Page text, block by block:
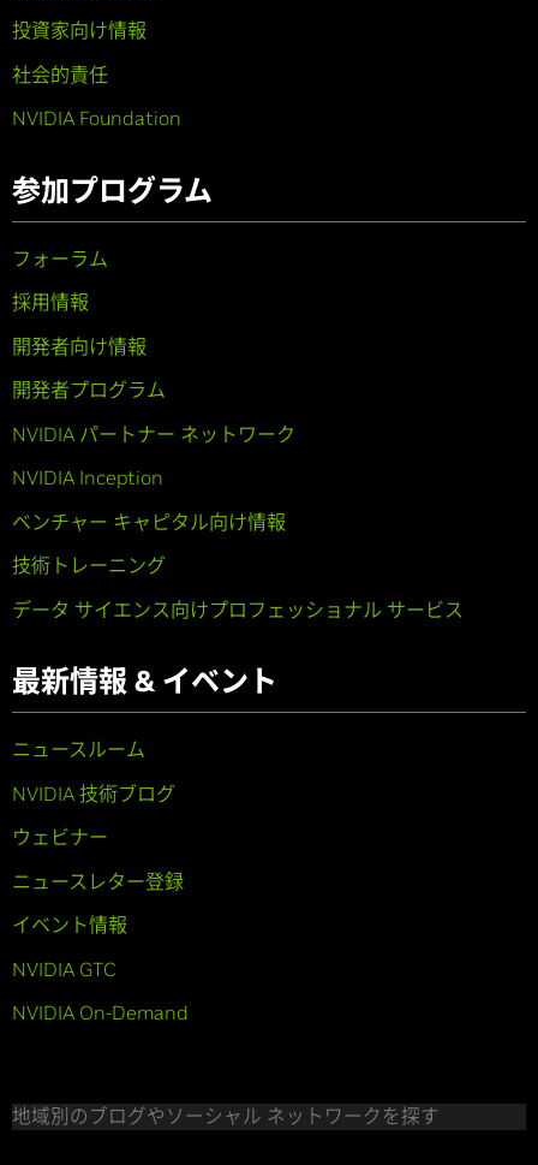
投資家向け情報
社会的責任
NVIDIA Foundation
参加プログラム
フォーラム
採用情報
開発者向け情報
開発者プログラム
NVIDIA パートナー ネットワーク
NVIDIA Inception
ベンチャー キャピタル向け情報
技術トレーニング
データ サイエンス向けプロフェッショナル サービス
最新情報 & イベント
ニュースルーム
NVIDIA 技術ブログ
ウェビナー
ニュースレター登録
イベント情報
NVIDIA GTC
NVIDIA On-Demand
地域別のブログやソーシャル ネットワークを探す